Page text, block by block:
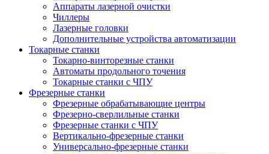
Аппараты лазерной очистки
Чиллеры
Лазерные головки
Дополнительные устройства автоматизации
Токарные станки
Токарно-винторезные станки
Автоматы продольного точения
Токарные станки с ЧПУ
Фрезерные станки
Фрезерные обрабатывающие центры
Фрезерно-сверлильные станки
Фрезерные станки с ЧПУ
Вертикально-фрезерные станки
Универсально-фрезерные станки